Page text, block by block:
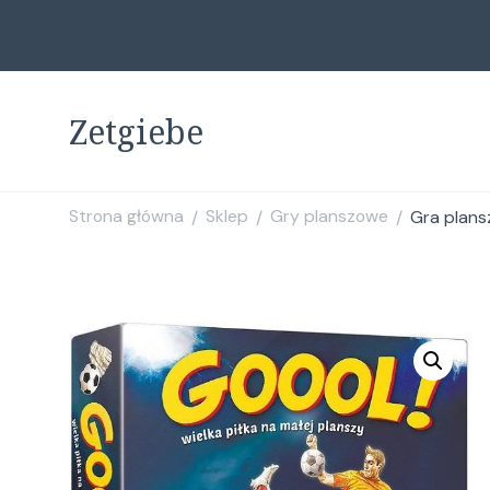
Zetgiebe
Strona główna / Sklep / Gry planszowe / Gra